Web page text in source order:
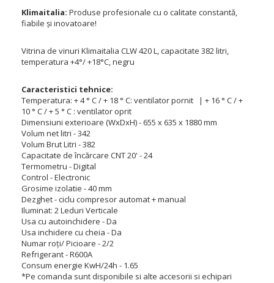
Klimaitalia: Produse profesionale cu o calitate constantă,
fiabile și inovatoare!
Vitrina de vinuri Klimaitalia CLW 420 L, capacitate 382 litri,
temperatura +4°/ +18°C, negru
Caracteristici tehnice:
Temperatura: + 4 ° C / + 18 ° C: ventilator pornit | + 16 ° C / +
10 ° C / + 5 ° C : ventilator oprit
Dimensiuni exterioare (WxDxH) - 655 x 635 x 1880 mm
Volum net litri - 342
Volum Brut Litri - 382
Capacitate de încărcare CNT 20' - 24
Termometru - Digital
Control - Electronic
Grosime izolatie - 40 mm
Dezghet - ciclu compresor automat + manual
Iluminat: 2 Leduri Verticale
Usa cu autoinchidere - Da
Usa inchidere cu cheia - Da
Numar roți/ Picioare - 2/2
Refrigerant - R600A
Consum energie KwH/24h - 1.65
*Pe comanda sunt disponibile si alte accesorii si echipari